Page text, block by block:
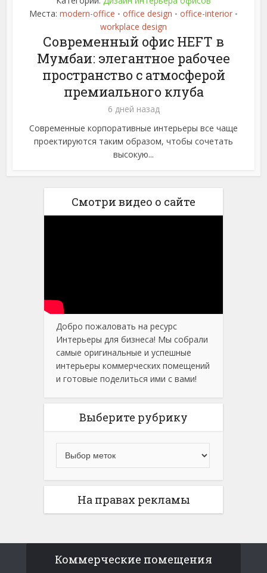
Места: modern-office • office design • office-interior •
workplace design
Современный офис HEFT в
Мумбаи: элегантное рабочее
пространство с атмосферой
премиального клуба
6 дней назад
Современные корпоративные интерьеры все чаще
проектируются таким образом, чтобы сочетать
высокую...
Смотри видео о сайте
Добро пожаловать на ресурс
Интерьеры для бизнеса! Мы собрали
самые оригинальные и успешные
интерьеры коммерческих помещений
и готовые поделиться ими с вами!
Выберите рубрику
На правах рекламы
Коммерческие помещения